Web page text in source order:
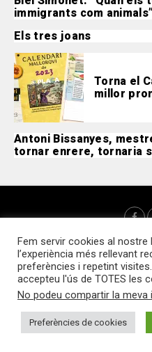
immigrants com animals”
Els tres joans
Torna el
millor
Antoni Bissanyes,
tornar enrere, tornaria
Tots els drets
Fem servir cookies al
l’experiència més rellevant
preferències i repetint
accepteu l'ús de TOTES les
No podeu compartir la
Preferències de cookies